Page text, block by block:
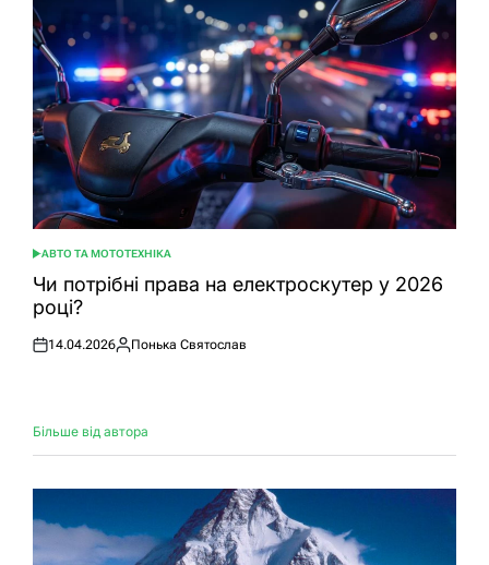
ОПУБЛІКУВАТИ
У
АВТО ТА МОТОТЕХНІКА
Чи потрібні права на електроскутер у 2026
році?
Оприлюднено
14.04.2026
Опубліковано
Понька Святослав
Більше від автора